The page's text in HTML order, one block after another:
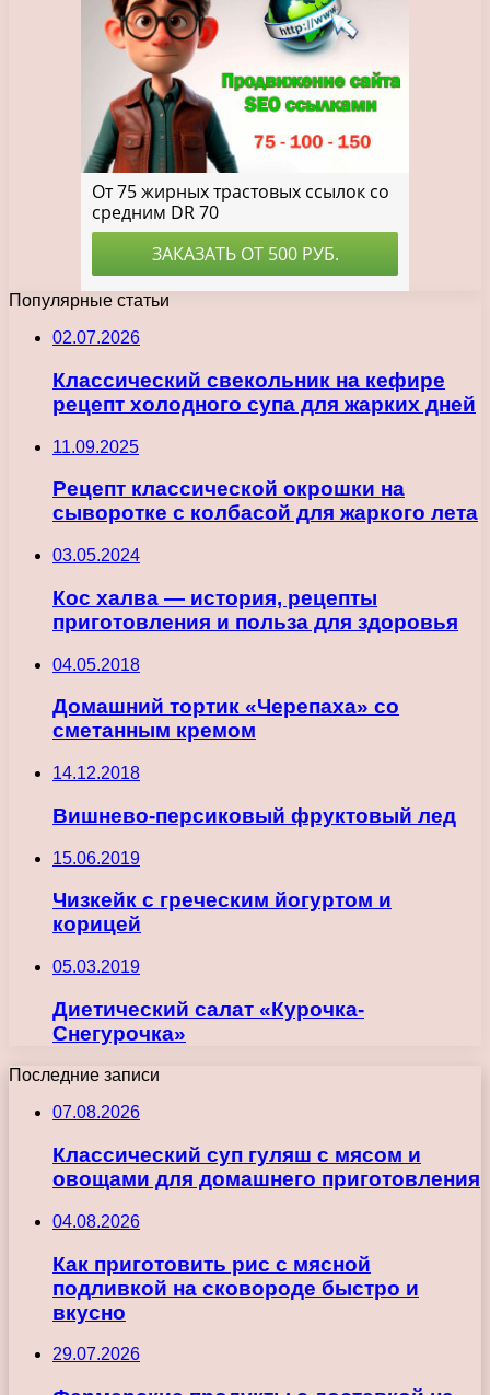
Популярные статьи
02.07.2026
Классический свекольник на кефире
рецепт холодного супа для жарких дней
11.09.2025
Рецепт классической окрошки на
сыворотке с колбасой для жаркого лета
03.05.2024
Кос халва — история, рецепты
приготовления и польза для здоровья
04.05.2018
Домашний тортик «Черепаха» со
сметанным кремом
14.12.2018
Вишнево-персиковый фруктовый лед
15.06.2019
Чизкейк с греческим йогуртом и
корицей
05.03.2019
Диетический салат «Курочка-
Снегурочка»
Последние записи
07.08.2026
Классический суп гуляш с мясом и
овощами для домашнего приготовления
04.08.2026
Как приготовить рис с мясной
подливкой на сковороде быстро и
вкусно
29.07.2026